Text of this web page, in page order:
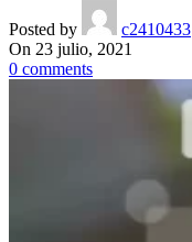
Posted by
c2410433
On 23 julio, 2021
0 comments